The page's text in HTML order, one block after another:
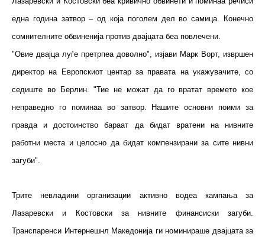
една година затвор – од коja поголем дел во самица. Конечно
сомнителните обвиненија против двајцата беа повлечени.
"Овие двајца луѓе претрпеа доволно", изјави Марк Ворт, извршен
директор на Европскиот центар за правата на укажувачите, со
седиште во Берлин. "Тие не можат да го вратат времето кое
неправедно го поминаа во затвор. Нашите основни поими за
правда и достоинство бараат да бидат вратени на нивните
работни места и целосно да бидат компензирани за сите нивни
загуби".
Трите невладини организации активно водеа кампања за
Лазаревски и Костовски за нивните финансиски загуби.
Транспаренси Интернешнл Македонија ги номинираше двајцата за